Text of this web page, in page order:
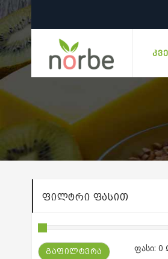
ᲤᲘᲚᲢᲠᲘ ᲤᲐᲡᲘᲗ
ᲒᲐᲤᲘᲚᲢᲕᲠᲐ ფასი: 0